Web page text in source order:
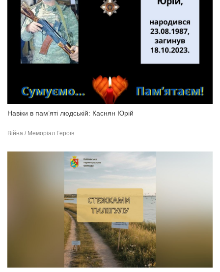
Навіки в пам’яті людській: Каснян Юрій
Війна / Меморіал Героїв